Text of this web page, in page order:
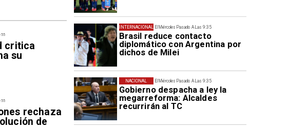
El Miércoles Pasado A Las 9:35
Brasil reduce contacto
diplomático con Argentina por
dichos de Milei
INTERNACIONAL
El Miércoles Pasado A Las 9:35
Gobierno despacha a ley la
megarreforma: Alcaldes
recurrirán al TC
NACIONAL
critica
su
rechaza
de